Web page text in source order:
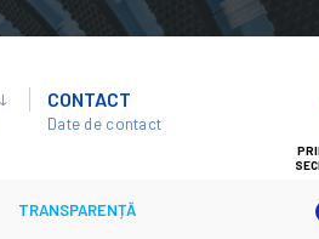
CONTACT
Date de contact
TRANSPARENȚĂ